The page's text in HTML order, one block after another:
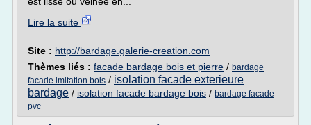
Lire la suite
Site : http://bardage.galerie-creation.com
Thèmes liés : facade bardage bois et pierre / bardage
facade imitation bois / isolation facade exterieure
bardage / isolation facade bardage bois / bardage facade
pvc